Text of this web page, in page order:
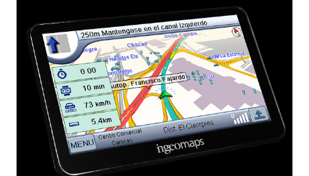
nuestra perspectiva de vida. Pero, les aclaro que el amor al
que yo me refiero, no es cualquier amor (no es el amor
barato y superficial que nos venden por ahí), El amor del
que les estoy hablando es, nada más y nada menos, que el
amor de Dios, en Cristo Jesús - Aleluya. Amor que es
perfecto, eterno, y que tiene la capacidad y habilidad de
cambiarlo TODO . ---